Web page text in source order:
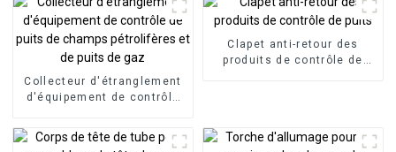
Collecteur d'étranglement
d'équipement de contrôle
pétrolifères et de puits de
gaz
Clapet anti-retour des
produits de contrôle de